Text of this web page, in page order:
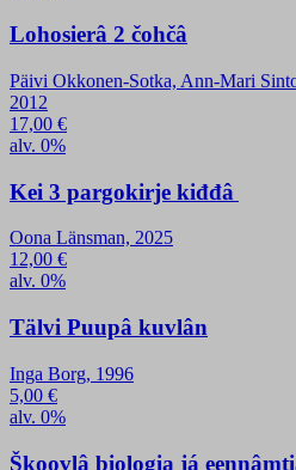
Lohosierâ 2 čohčâ
Päivi Okkonen-Sotka, Ann-Mari
2012
17,00 €
alv. 0%
Kei 3 pargokirje kiđđâ
Oona Länsman, 2025
12,00 €
alv. 0%
Tälvi Puupâ kuvlân
Inga Borg, 1996
5,00 €
alv. 0%
Škoovlâ biologia já